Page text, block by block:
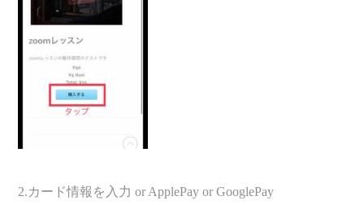
2.カード情報を入力 or ApplePay or GooglePay